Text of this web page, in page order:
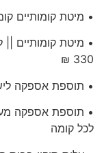
• מיטת קומותיים
• מיטת קומותיים ||
330 ₪
• תוספת אספקה
לכל קומה